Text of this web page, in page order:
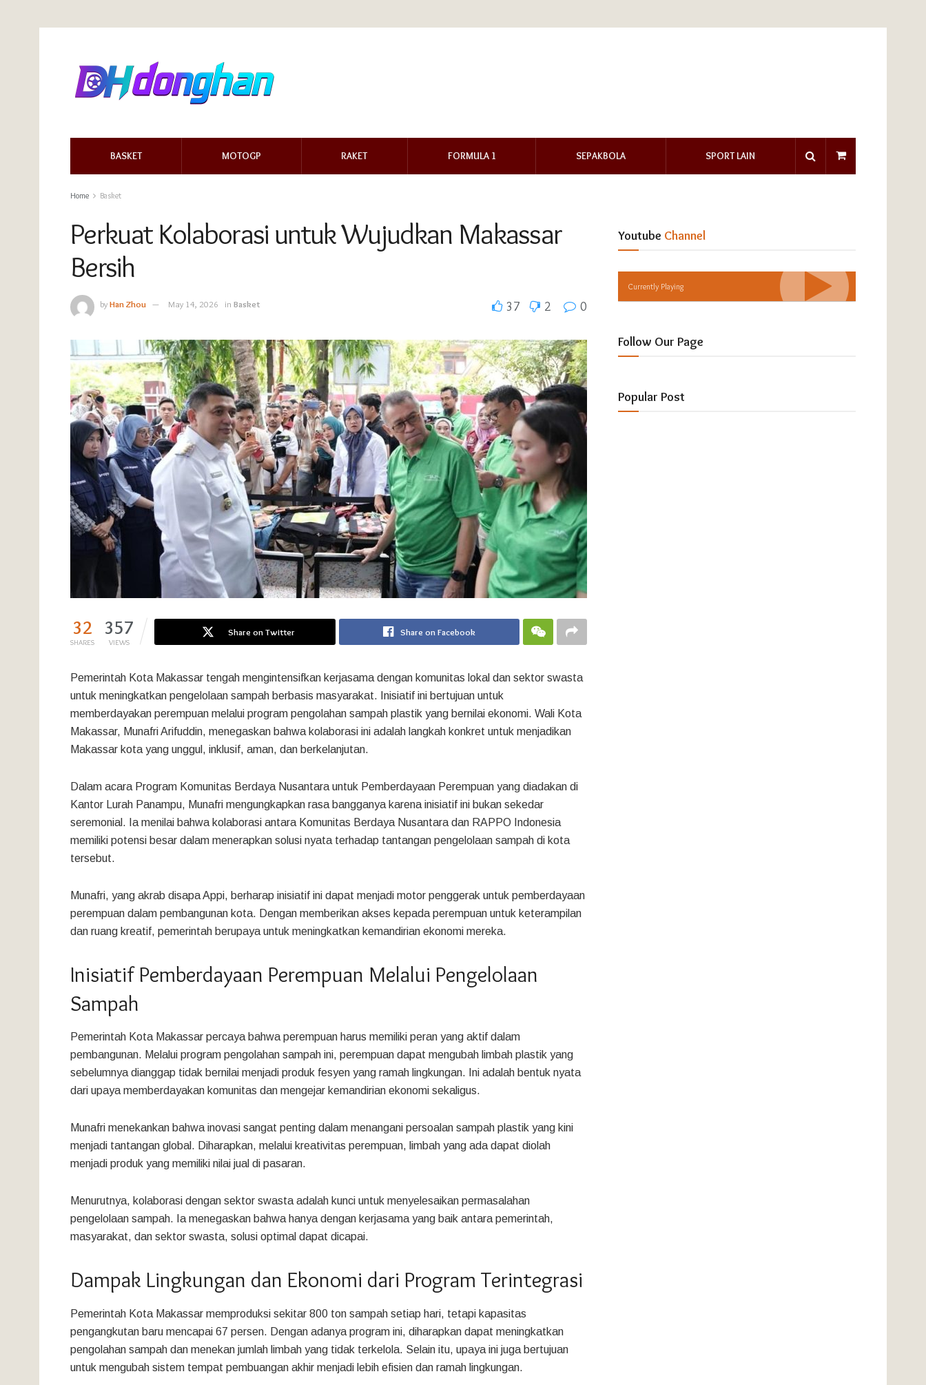
BASKET MOTOGP RAKET FORMULA 1 SEPAKBOLA SPORT LAIN
Home Basket
Perkuat Kolaborasi untuk Wujudkan Makassar
Bersih
byHan Zhou May 14, 2026 in Basket 37 2 0
32
SHARES
357
VIEWS
Share on Twitter Share on Facebook
Pemerintah Kota Makassar tengah mengintensifkan kerjasama dengan komunitas lokal dan sektor swasta
untuk meningkatkan pengelolaan sampah berbasis masyarakat. Inisiatif ini bertujuan untuk
memberdayakan perempuan melalui program pengolahan sampah plastik yang bernilai ekonomi. Wali Kota
Makassar, Munafri Arifuddin, menegaskan bahwa kolaborasi ini adalah langkah konkret untuk menjadikan
Makassar kota yang unggul, inklusif, aman, dan berkelanjutan.
Dalam acara Program Komunitas Berdaya Nusantara untuk Pemberdayaan Perempuan yang diadakan di
Kantor Lurah Panampu, Munafri mengungkapkan rasa bangganya karena inisiatif ini bukan sekedar
seremonial. Ia menilai bahwa kolaborasi antara Komunitas Berdaya Nusantara dan RAPPO Indonesia
memiliki potensi besar dalam menerapkan solusi nyata terhadap tantangan pengelolaan sampah di kota
tersebut.
Munafri, yang akrab disapa Appi, berharap inisiatif ini dapat menjadi motor penggerak untuk pemberdayaan
perempuan dalam pembangunan kota. Dengan memberikan akses kepada perempuan untuk keterampilan
dan ruang kreatif, pemerintah berupaya untuk meningkatkan kemandirian ekonomi mereka.
Inisiatif Pemberdayaan Perempuan Melalui Pengelolaan
Sampah
Pemerintah Kota Makassar percaya bahwa perempuan harus memiliki peran yang aktif dalam
pembangunan. Melalui program pengolahan sampah ini, perempuan dapat mengubah limbah plastik yang
sebelumnya dianggap tidak bernilai menjadi produk fesyen yang ramah lingkungan. Ini adalah bentuk nyata
dari upaya memberdayakan komunitas dan mengejar kemandirian ekonomi sekaligus.
Munafri menekankan bahwa inovasi sangat penting dalam menangani persoalan sampah plastik yang kini
menjadi tantangan global. Diharapkan, melalui kreativitas perempuan, limbah yang ada dapat diolah
menjadi produk yang memiliki nilai jual di pasaran.
Menurutnya, kolaborasi dengan sektor swasta adalah kunci untuk menyelesaikan permasalahan
pengelolaan sampah. Ia menegaskan bahwa hanya dengan kerjasama yang baik antara pemerintah,
masyarakat, dan sektor swasta, solusi optimal dapat dicapai.
Dampak Lingkungan dan Ekonomi dari Program Terintegrasi
Pemerintah Kota Makassar memproduksi sekitar 800 ton sampah setiap hari, tetapi kapasitas
pengangkutan baru mencapai 67 persen. Dengan adanya program ini, diharapkan dapat meningkatkan
pengolahan sampah dan menekan jumlah limbah yang tidak terkelola. Selain itu, upaya ini juga bertujuan
untuk mengubah sistem tempat pembuangan akhir menjadi lebih efisien dan ramah lingkungan.
Youtube Channel
Currently Playing
Follow Our Page
Popular Post